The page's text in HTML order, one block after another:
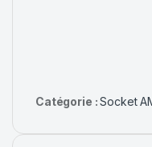
Catégorie :Socket